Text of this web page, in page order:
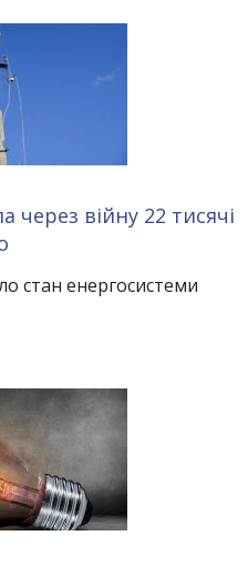
через війну 22 тисячі
стан енергосистеми